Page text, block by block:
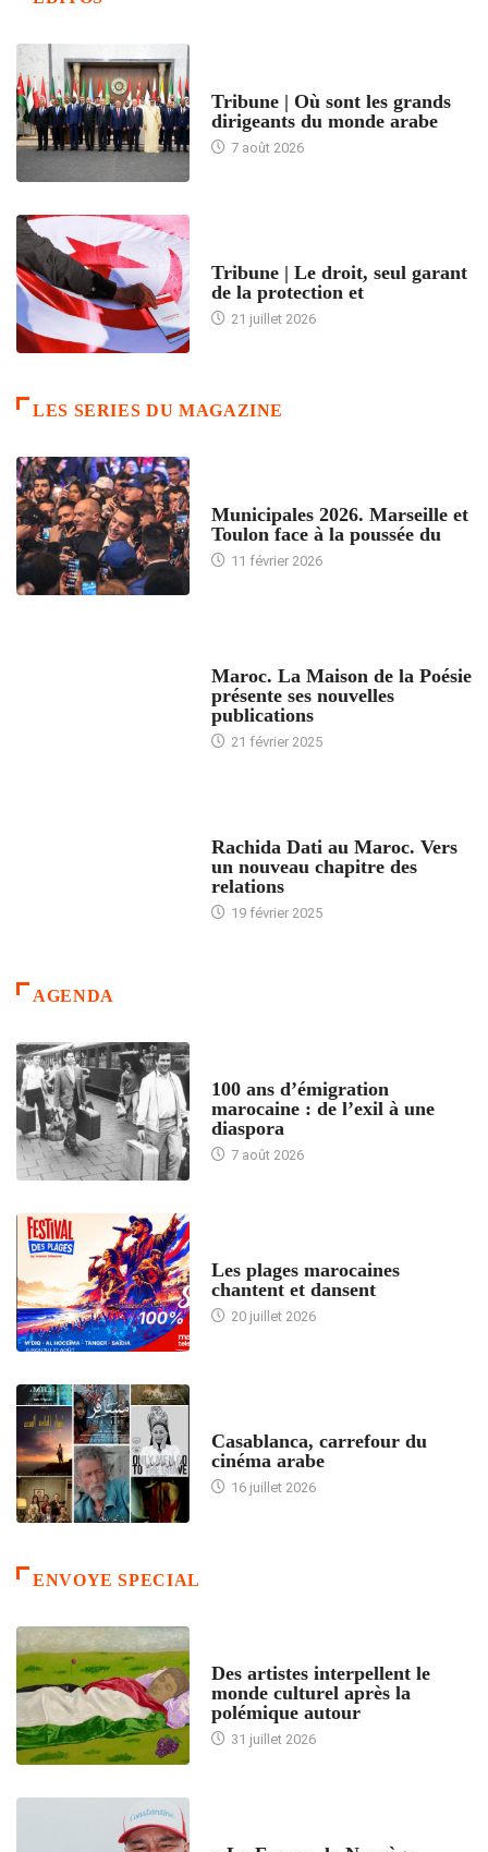
Tribune | Où sont les grands
dirigeants du monde arabe
7 août 2026
Tribune | Le droit, seul garant
de la protection et
21 juillet 2026
LES SERIES DU MAGAZINE
Municipales 2026. Marseille et
Toulon face à la poussée du
11 février 2026
Maroc. La Maison de la Poésie
présente ses nouvelles
publications
21 février 2025
Rachida Dati au Maroc. Vers
un nouveau chapitre des
relations
19 février 2025
AGENDA
100 ans d’émigration
marocaine : de l’exil à une
diaspora
7 août 2026
Les plages marocaines
chantent et dansent
20 juillet 2026
Casablanca, carrefour du
cinéma arabe
16 juillet 2026
ENVOYE SPECIAL
Des artistes interpellent le
monde culturel après la
polémique autour
31 juillet 2026